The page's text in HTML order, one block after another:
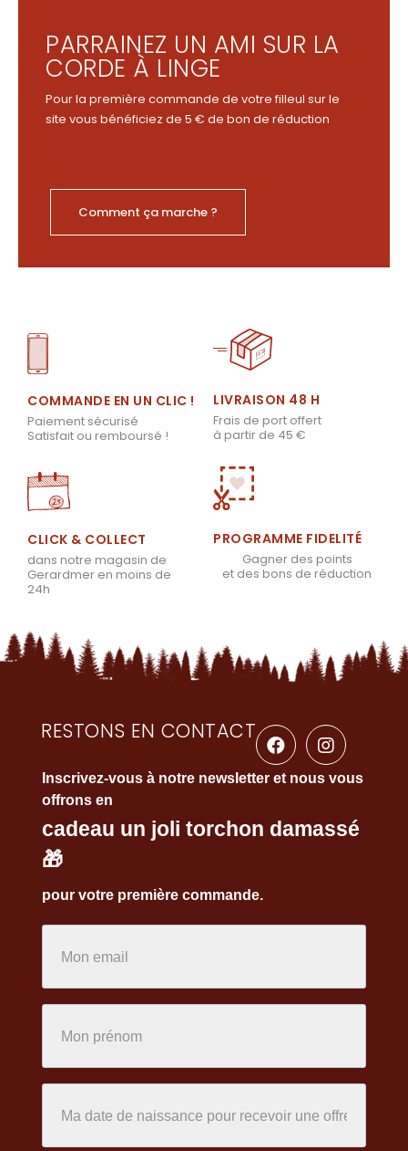
PARRAINEZ UN AMI SUR LA
CORDE À LINGE
Pour la première commande de votre filleul sur le
site vous bénéficiez de 5 € de bon de réduction
Comment ça marche ?
COMMANDE EN UN CLIC !
Paiement sécurisé
Satisfait ou remboursé !
LIVRAISON 48 H
Frais de port offert
à partir de 45 €
CLICK & COLLECT
dans notre magasin de
Gerardmer en moins de
24h
PROGRAMME FIDELITÉ
Gagner des points
et des bons de réduction
RESTONS EN CONTACT
Inscrivez-vous à notre newsletter et nous vous
offrons en
cadeau un joli torchon damassé
🎁
pour votre première commande.